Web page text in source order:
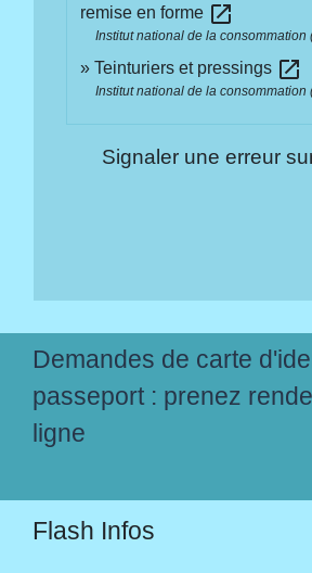
remise en forme open_in_new
Institut national de la consommation
Teinturiers et pressings open_in_new
Institut national de la consommation
Signaler une erreur
Demandes de carte
passeport : prenez
ligne
Flash Infos